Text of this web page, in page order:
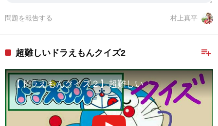
村上真平
問題を報告する
playlist_add
超難しいドラえもんクイズ2
【ドラえもんクイズ２】超難しい